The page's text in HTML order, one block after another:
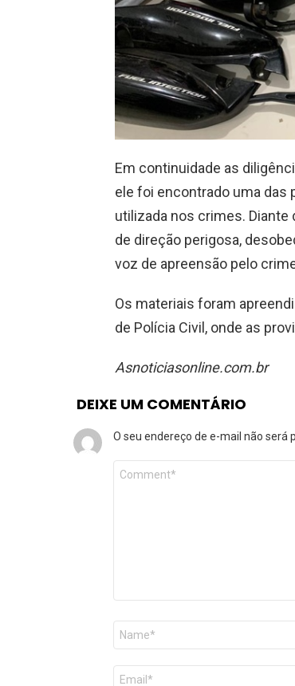
Em continuidade as
ele foi encontrado uma das
utilizada nos crimes. Diante
de direção perigosa,
voz de apreensão pelo
Os materiais foram
de Polícia Civil, onde as
Asnoticiasonline.com.br
DEIXE UM COMENTÁRIO
O seu endereço de e-mail não será
Comentário
Nome
E-